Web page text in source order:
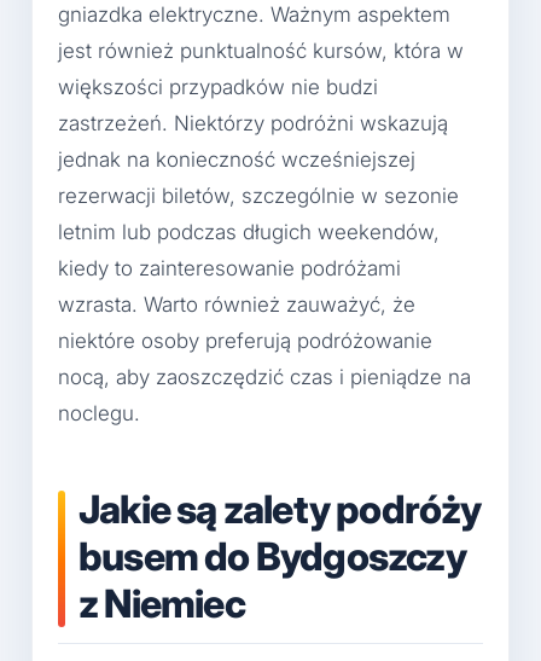
gniazdka elektryczne. Ważnym aspektem
jest również punktualność kursów, która w
większości przypadków nie budzi
zastrzeżeń. Niektórzy podróżni wskazują
jednak na konieczność wcześniejszej
rezerwacji biletów, szczególnie w sezonie
letnim lub podczas długich weekendów,
kiedy to zainteresowanie podróżami
wzrasta. Warto również zauważyć, że
niektóre osoby preferują podróżowanie
nocą, aby zaoszczędzić czas i pieniądze na
noclegu.
Jakie są zalety podróży
busem do Bydgoszczy
z Niemiec